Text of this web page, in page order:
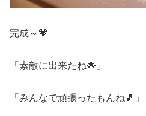
完成～💗
「素敵に出来たね🌟」
「みんなで頑張ったもんね🎵」